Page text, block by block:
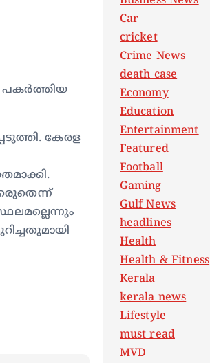
പകർത്തിയ
കേരള
Car
cricket
Crime News
death case
Economy
Education
Entertainment
Featured
Football
Gaming
Gulf News
headlines
Health
Health & Fitness
Kerala
kerala news
Lifestyle
must read
MVD